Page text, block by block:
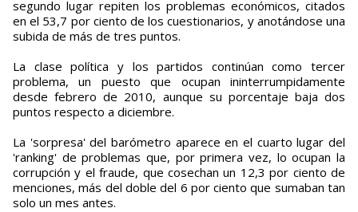
segundo lugar repiten los problemas económicos, citados
en el 53,7 por ciento de los cuestionarios, y anotándose una
subida de más de tres puntos.
La clase política y los partidos continúan como tercer
problema, un puesto que ocupan ininterrumpidamente
desde febrero de 2010, aunque su porcentaje baja dos
puntos respecto a diciembre.
La 'sorpresa' del barómetro aparece en el cuarto lugar del
'ranking' de problemas que, por primera vez, lo ocupan la
corrupción y el fraude, que cosechan un 12,3 por ciento de
menciones, más del doble del 6 por ciento que sumaban tan
solo un mes antes.